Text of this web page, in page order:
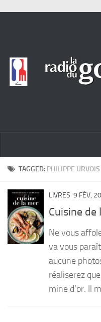
ACTUALITÉ
PORTRAITS
LIVRES
PRODUITS
TAGGED: PHILIPPE URVOIS
LIVRES 9 FÉV,
Cuisine de
Ne vous
va vous
aucune
réaliserez
mine d’or. Il